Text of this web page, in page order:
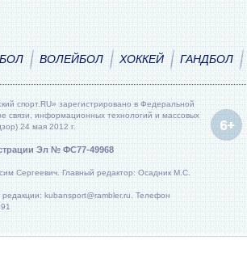
ВОЛЕЙБОЛ ХОККЕЙ ГАНДБОЛ
спорт.RU» зарегистрировано в Федеральной
связи, информационных технологий и массовых
24 мая 2012 г.
Эл № ФС77-49968
Сергеевич. Главный редактор: Осадник М.С.
kubansport@rambler.ru. Телефон